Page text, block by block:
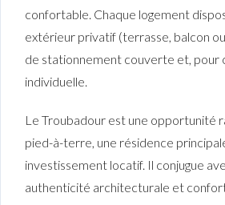
confortable. Chaque logement
extérieur privatif (terrasse, balcon ou
de stationnement couverte et, pour
individuelle.
Le Troubadour est une opportunité
pied-à-terre, une résidence
investissement locatif. Il conjugue
authenticité architecturale et